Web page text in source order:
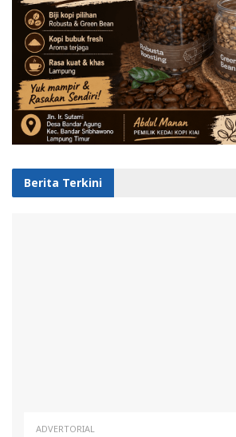
Berita Terkini
ADVERTORIAL